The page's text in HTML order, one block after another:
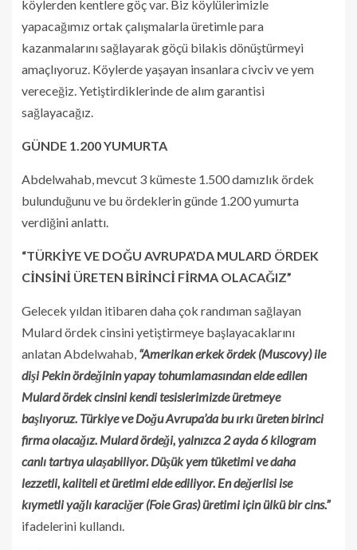
köylerden kentlere göç var. Biz köylülerimizle
yapacağımız ortak çalışmalarla üretimle para
kazanmalarını sağlayarak göçü bilakis dönüştürmeyi
amaçlıyoruz. Köylerde yaşayan insanlara civciv ve yem
vereceğiz. Yetiştirdiklerinde de alım garantisi
sağlayacağız.
GÜNDE 1.200 YUMURTA
Abdelwahab, mevcut 3 kümeste 1.500 damızlık ördek
bulunduğunu ve bu ördeklerin günde 1.200 yumurta
verdiğini anlattı.
“TÜRKİYE VE DOĞU AVRUPA’DA MULARD ÖRDEK
CİNSİNİ ÜRETEN BİRİNCİ FİRMA OLACAĞIZ”
Gelecek yıldan itibaren daha çok randıman sağlayan
Mulard ördek cinsini yetiştirmeye başlayacaklarını
anlatan Abdelwahab, “Amerikan erkek ördek (Muscovy) ile
dişi Pekin ördeğinin yapay tohumlamasından elde edilen
Mulard ördek cinsini kendi tesislerimizde üretmeye
başlıyoruz. Türkiye ve Doğu Avrupa’da bu ırkı üreten birinci
firma olacağız. Mulard ördeği, yalnızca 2 ayda 6 kilogram
canlı tartıya ulaşabiliyor. Düşük yem tüketimi ve daha
lezzetli, kaliteli et üretimi elde ediliyor. En değerlisi ise
kıymetli yağlı karaciğer (Foie Gras) üretimi için ülkü bir cins.”
ifadelerini kullandı.